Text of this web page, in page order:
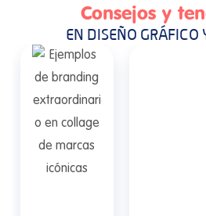
Consejos y
EN DISEÑO GRÁFICO